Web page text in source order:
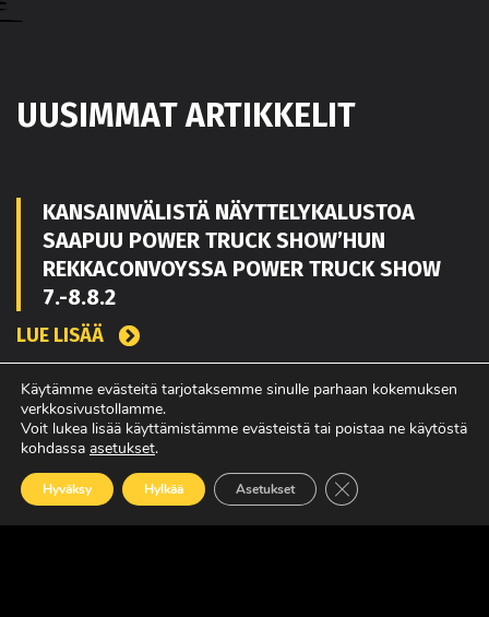
UUSIMMAT ARTIKKELIT
KANSAINVÄLISTÄ NÄYTTELYKALUSTOA
SAAPUU POWER TRUCK SHOW’HUN
REKKACONVOYSSA POWER TRUCK SHOW
7.-8.8.2
LUE LISÄÄ
TOUKO KAAKKO VAHVISTAMAAN MATEKON
MYYNTIÄ PIRKANMAALLA
LUE LISÄÄ
Käytämme evästeitä tarjotaksemme sinulle parhaan kokemuksen
verkkosivustollamme.
Voit lukea lisää käyttämistämme evästeistä tai poistaa ne käytöstä
kohdassa asetukset.
Hyväksy Hylkää Asetukset Sulje evästebanneri